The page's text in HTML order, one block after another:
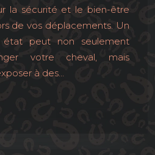
la sécurité et le bien-être
de vos déplacements. Un
état peut non seulement
votre cheval, mais
à des…